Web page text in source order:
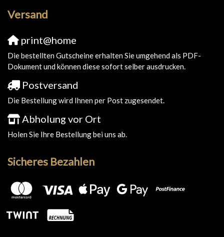
Versand
print@home
Die bestellten Gutscheine erhalten Sie umgehend als PDF-
Dokument und können diese sofort selber ausdrucken.
Postversand
Die Bestellung wird Ihnen per Post zugesendet.
Abholung vor Ort
Holen Sie Ihre Bestellung bei uns ab.
Sicheres Bezahlen